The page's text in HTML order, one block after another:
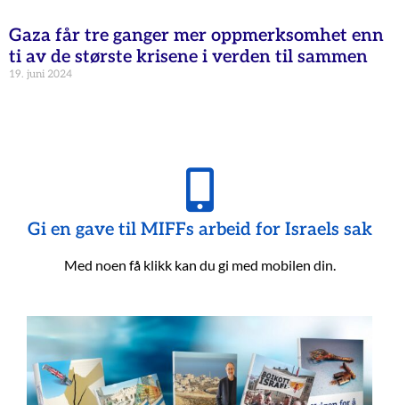
Gaza får tre ganger mer oppmerksomhet enn
ti av de største krisene i verden til sammen
19. juni 2024
Gi en gave til MIFFs arbeid for Israels sak
Med noen få klikk kan du gi med mobilen din.